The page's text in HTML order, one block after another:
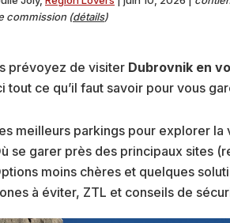
commission (détails)
prévoyez de visiter Dubrovnik en
tout ce qu’il faut savoir pour vous
meilleurs parkings pour explorer la
se garer près des principaux sites
moins chères et quelques
à éviter, ZTL et conseils de